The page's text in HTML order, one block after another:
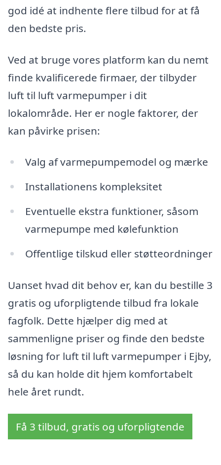
god idé at indhente flere tilbud for at få
den bedste pris.
Ved at bruge vores platform kan du nemt
finde kvalificerede firmaer, der tilbyder
luft til luft varmepumper i dit
lokalområde. Her er nogle faktorer, der
kan påvirke prisen:
Valg af varmepumpemodel og mærke
Installationens kompleksitet
Eventuelle ekstra funktioner, såsom
varmepumpe med kølefunktion
Offentlige tilskud eller støtteordninger
Uanset hvad dit behov er, kan du bestille 3
gratis og uforpligtende tilbud fra lokale
fagfolk. Dette hjælper dig med at
sammenligne priser og finde den bedste
løsning for luft til luft varmepumper i Ejby,
så du kan holde dit hjem komfortabelt
hele året rundt.
Få 3 tilbud, gratis og uforpligtende